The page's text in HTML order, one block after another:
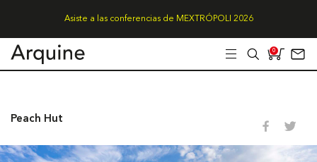
Asiste a las conferencias de MEXTRÓPOLI 2026
0
Peach Hut